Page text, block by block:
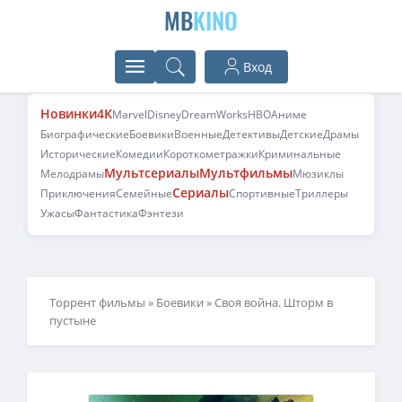
MBKINO
Вход
Новинки4KMarvelDisneyDreamWorksHBOАниме
БиографическиеБоевикиВоенныеДетективыДетскиеДрамы
ИсторическиеКомедииКороткометражкиКриминальные
МелодрамыМультсериалыМультфильмыМюзиклы
ПриключенияСемейныеСериалыСпортивныеТриллеры
УжасыФантастикаФэнтези
Торрент фильмы » Боевики » Своя война. Шторм в
пустыне